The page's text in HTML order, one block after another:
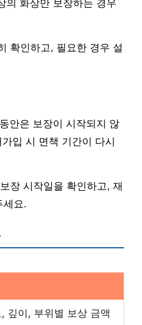
의 화상만 보장하는 경우
확인하고, 필요한 경우 설
안은 보장이 시작되지 않
입 시 면책 기간이 다시
장 시작일을 확인하고, 재
세요.
깊이, 부위별 보상 금액